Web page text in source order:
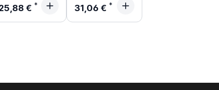
Preis:
€ Regulärer Preis:
31,06 €